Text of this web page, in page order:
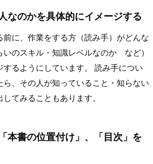
なのかを具体的にイメージする
に、作業をする方（読み手）がどんな
いのスキル・知識レベルなのか など）
するようにしています。 読み手につい
、その人が知っていること・知らない
てみることもあります。
本書の位置付け」、「目次」を